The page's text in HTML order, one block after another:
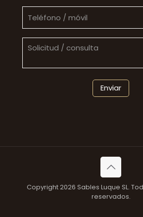
Copyright 2026 Sables Luque SL.
reservados.